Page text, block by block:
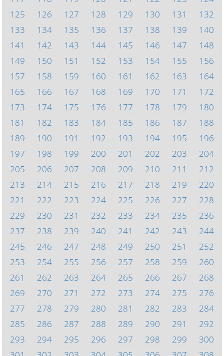
125
126 127 128 129 130 131
132
133
134 135 136 137 138 139
140
141
142 143 144 145 146 147
148
149
150 151 152 153 154 155
156
157
158 159 160 161 162 163
164
165
166 167 168 169 170 171
172
173
174 175 176 177 178 179
180
181
182 183 184 185 186 187
188
189
190 191 192 193 194 195
196
197
198 199 200 201 202 203
204
205
206 207 208 209 210 211
212
213
214 215 216 217 218 219
220
221
222 223 224 225 226 227
228
229
230 231 232 233 234 235
236
237
238 239 240 241 242 243
244
245
246 247 248 249 250 251
252
253
254 255 256 257 258 259
260
261
262 263 264 265 266 267
268
269
270 271 272 273 274 275
276
277
278 279 280 281 282 283
284
285
286 287 288 289 290 291
292
293
294 295 296 297 298 299
300